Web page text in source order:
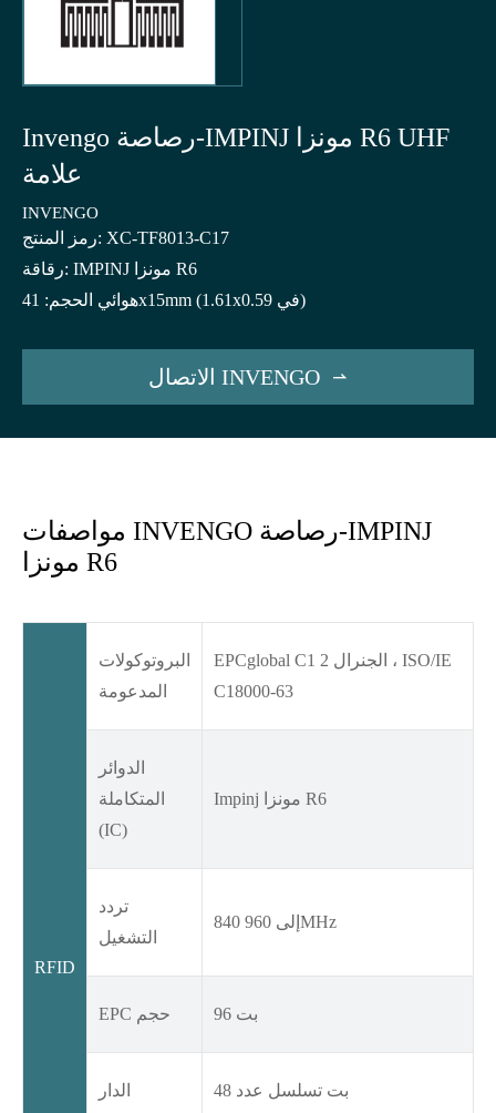
Invengo رصاصة-IMPINJ مونزا R6 UHF
علامة
INVENGO
رمز المنتج: XC-TF8013-C17
رقاقة: IMPINJ مونزا R6
هوائي الحجم: 41x15mm (1.61x0.59 في)
الاتصال INVENGO 
مواصفات INVENGO رصاصة-IMPINJ
مونزا R6
RFID
البروتوكولات
المدعومة
EPCglobal C1 الجنرال 2 ، ISO/IE
C18000-63
الدوائر
المتكاملة
(IC)
Impinj مونزا R6
تردد
التشغيل
840 إلى 960MHz
EPC حجم 96 بت
الدار 48 بت تسلسل عدد